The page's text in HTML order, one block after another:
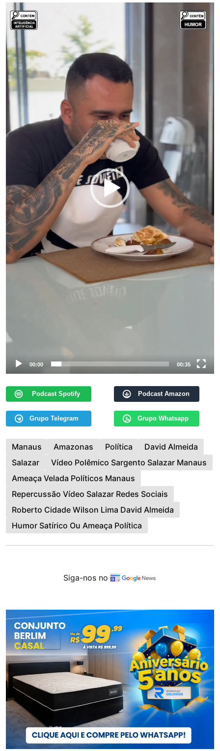
Tocador
de
vídeo
00:00 00:35
Podcast Spotify Podcast Amazon
Grupo Telegram Grupo Whatsapp
Manaus Amazonas Política
David Almeida
Salazar
Vídeo Polêmico Sargento Salazar Manaus
Ameaça Velada Políticos Manaus
Repercussão Vídeo Salazar Redes Sociais
Roberto Cidade Wilson Lima David Almeida
Humor Satírico Ou Ameaça Política
Siga-nos no